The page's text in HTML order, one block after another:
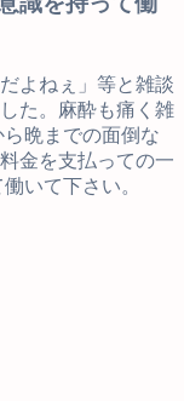
よねぇ」等と雑談
た。麻酔も痛く雑
晩までの面倒な
金を支払っての一
いて下さい。